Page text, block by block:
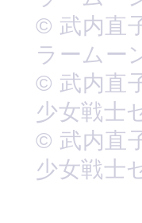
© 武内直
ラームー
© 武内直
少女戦士
© 武内直
少女戦士